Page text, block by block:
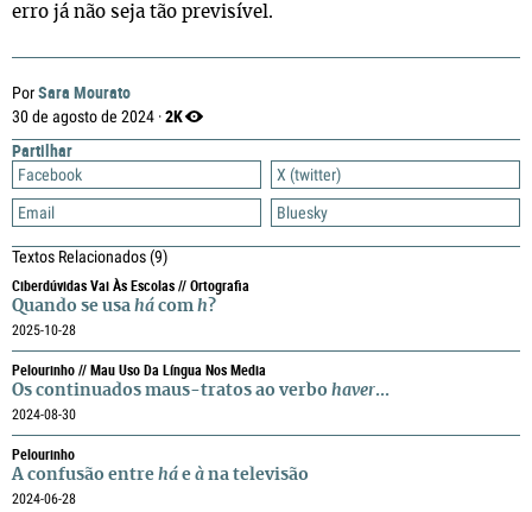
PorSara Mourato
30 de agosto de 2024 ·2K
Partilhar
Facebook
X (twitter)
Email
Bluesky
Textos Relacionados(9)
Ciberdúvidas Vai Às Escolas // Ortografia
Quando se usa há com h ?
2025-10-28
Pelourinho // Mau Uso Da Língua Nos Media
Os continuados maus-tratos ao verbo haver...
2024-08-30
Pelourinho
A confusão entre há e à na televisão
2024-06-28
erro já não seja tão previsível.